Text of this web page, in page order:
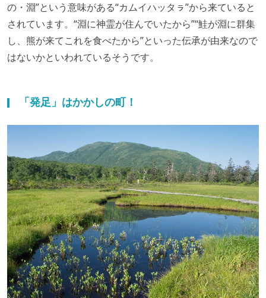
の・淵”という意味がある“カムイハッタㇻ”から来ていると
されています。“淵に神霊が住んでいたから”“鮭が淵に群集
し、熊が来てこれを食べたから”といった伝承が由来なので
はないかといわれているそうです。
「発足」はかかしの町！